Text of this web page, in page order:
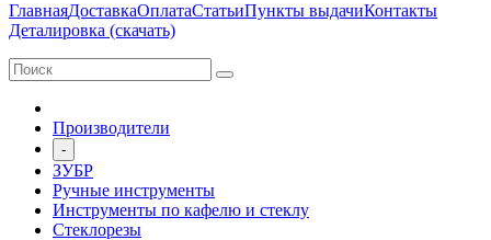
ГлавнаяДоставкаОплатаСтатьиПункты выдачиКонтакты
Деталировка (скачать)
Производители
-
ЗУБР
Ручные инструменты
Инструменты по кафелю и стеклу
Стеклорезы